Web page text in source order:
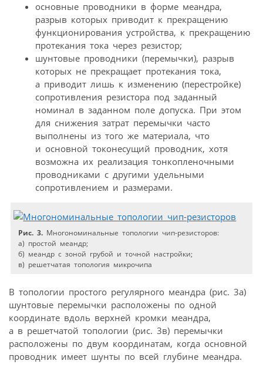
основные проводники в форме меандра,
разрыв которых приводит к прекращению
функционирования устройства, к прекращению
протекания тока через резистор;
шунтовые проводники (перемычки), разрыв
которых не прекращает протекания тока,
а приводит лишь к изменению (перестройке)
сопротивления резистора под заданный
номинал в заданном поле допуска. При этом
для снижения затрат перемычки часто
выполнены из того же материала, что
и основной токонесущий проводник, хотя
возможна их реализация тонкопленочными
проводниками с другими удельными
сопротивлением и размерами.
Рис. 3. Многономинальные топологии чип-резисторов:
а) простой меандр;
б) меандр с зоной грубой и точной настройки;
в) решетчатая топология микрочипа
В топологии простого регулярного меандра (рис. 3а)
шунтовые перемычки расположены по одной
координате вдоль верхней кромки меандра,
а в решетчатой топологии (рис. 3в) перемычки
расположены по двум координатам, когда основной
проводник имеет шунты по всей глубине меандра.